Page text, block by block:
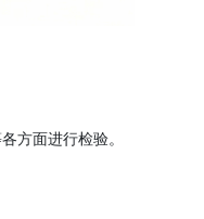
方面进行检验。